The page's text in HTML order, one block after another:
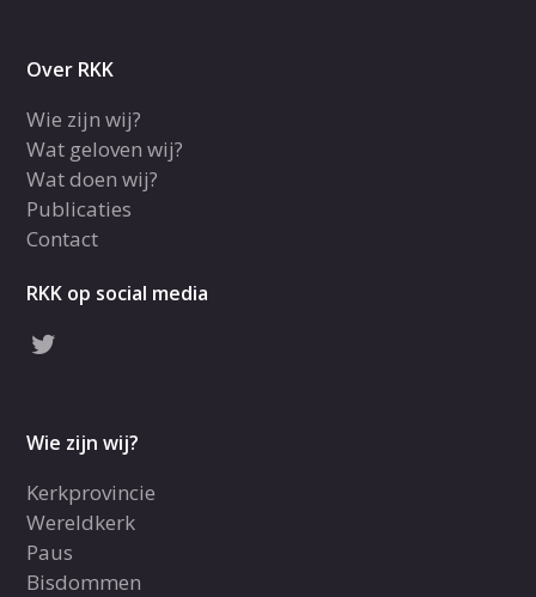
Over RKK
Wie zijn wij?
Wat geloven wij?
Wat doen wij?
Publicaties
Contact
RKK op social media
Wie zijn wij?
Kerkprovincie
Wereldkerk
Paus
Bisdommen